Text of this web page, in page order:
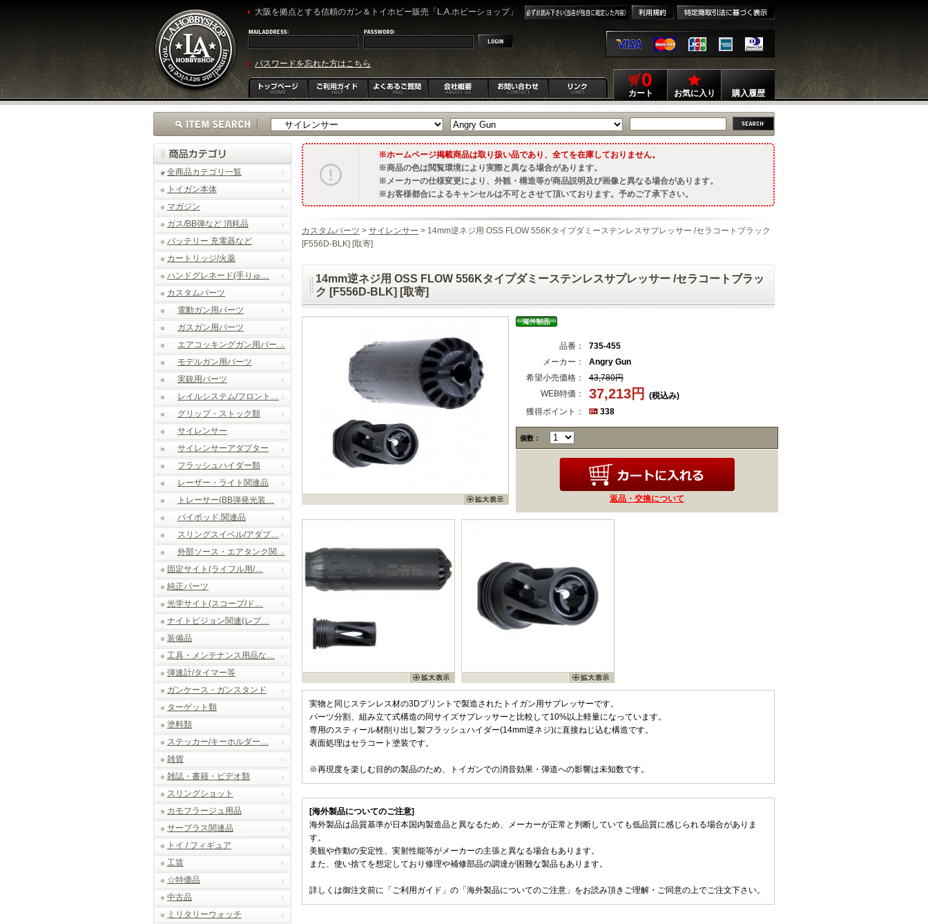
大阪を拠点とする信頼のガン＆トイホビー販売「L.A.ホビーショップ」
パスワードを忘れた方はこちら
0
カート お気に入り 購入履歴
全商品カテゴリ一覧
トイガン本体
マガジン
ガス/BB弾など 消耗品
バッテリー 充電器など
カートリッジ/火薬
ハンドグレネード(手りゅ…
カスタムパーツ
電動ガン用パーツ
ガスガン用パーツ
エアコッキングガン用パー…
モデルガン用パーツ
実銃用パーツ
レイルシステム/フロント…
グリップ・ストック類
サイレンサー
サイレンサーアダプター
フラッシュハイダー類
レーザー・ライト関連品
トレーサー(BB弾発光装…
バイポッド.関連品
スリングスイベル/アダプ…
外部ソース・エアタンク関…
固定サイト(ライフル用/…
純正パーツ
光学サイト(スコープ/ド…
ナイトビジョン関連(レプ…
装備品
工具・メンテナンス用品な…
弾速計/タイマー等
ガンケース・ガンスタンド
ターゲット類
塗料類
ステッカー/キーホルダー…
雑貨
雑誌・書籍・ビデオ類
スリングショット
カモフラージュ用品
サープラス関連品
トイ / フィギュア
工賃
☆特価品
中古品
ミリタリーウォッチ
ホームページ掲載商品は取り扱い品であり、全てを在庫しておりません。
商品の色は閲覧環境により実際と異なる場合があります。
メーカーの仕様変更により、外観・構造等が商品説明及び画像と異なる場合があります。
お客様都合によるキャンセルは不可とさせて頂いております。予めご了承下さい。
カスタムパーツ > サイレンサー > 14mm逆ネジ用 OSS FLOW 556Kタイプダミーステンレスサプレッサー /セラコートブラック
[F556D-BLK] [取寄]
14mm逆ネジ用 OSS FLOW 556Kタイプダミーステンレスサプレッサー /セラコートブラッ
ク [F556D-BLK] [取寄]
品番：
735-455
メーカー：
Angry Gun
希望小売価格：
43,780円
WEB特価：
37,213円
(税込み)
獲得ポイント：
338
個数：
返品・交換について
実物と同じステンレス材の3Dプリントで製造されたトイガン用サプレッサーです。
パーツ分割、組み立て式構造の同サイズサプレッサーと比較して10%以上軽量になっています。
専用のスティール材削り出し製フラッシュハイダー(14mm逆ネジ)に直接ねじ込む構造です。
表面処理はセラコート塗装です。
※再現度を楽しむ目的の製品のため、トイガンでの消音効果・弾道への影響は未知数です。
[海外製品についてのご注意]
海外製品は品質基準が日本国内製造品と異なるため、メーカーが正常と判断していても低品質に感じられる場合がありま
す。
美観や作動の安定性、実射性能等がメーカーの主張と異なる場合もあります。
また、使い捨てを想定しており修理や補修部品の調達が困難な製品もあります。
詳しくは御注文前に「ご利用ガイド」の「海外製品についてのご注意」をお読み頂きご理解・ご同意の上でご注文下さい。